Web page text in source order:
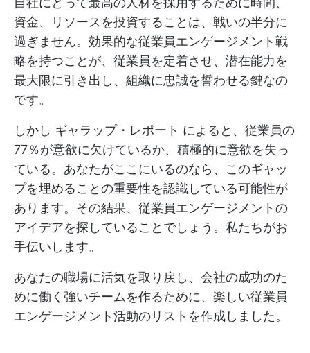
資金、リソースを投資することは、戦いの半分に
過ぎません。効果的な従業員エンゲージメント戦
略を持つことが、従業員を定着させ、潜在能力を
最大限に引き出し、組織に忠誠を誓わせる鍵なの
です。
しかし ギャラップ・レポート によると、従業員の
77％が意欲に欠けているか、積極的に意欲を失っ
ている。あなたがここにいるのなら、このギャッ
プを埋めることの重要性を認識している可能性が
あります。その結果、従業員エンゲージメントの
アイデアを探していることでしょう。私たちがお
手伝いします。
あなたの職場に活気を取り戻し、会社の成功のた
めに働く強いチームを作るために、楽しい従業員
エンゲージメント活動のリストを作成しました。